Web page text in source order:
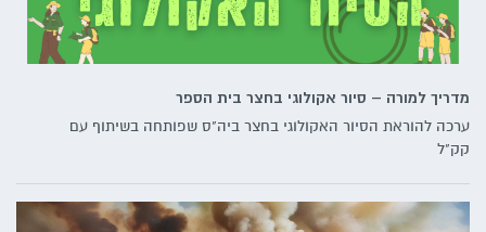
מדריך למורה – סיור אקולוגי בחצר בית הספר
ערכה להוראת הסיור האקולוגי בחצר ביה"ס שפותחה בשיתוף עם
קק"ל